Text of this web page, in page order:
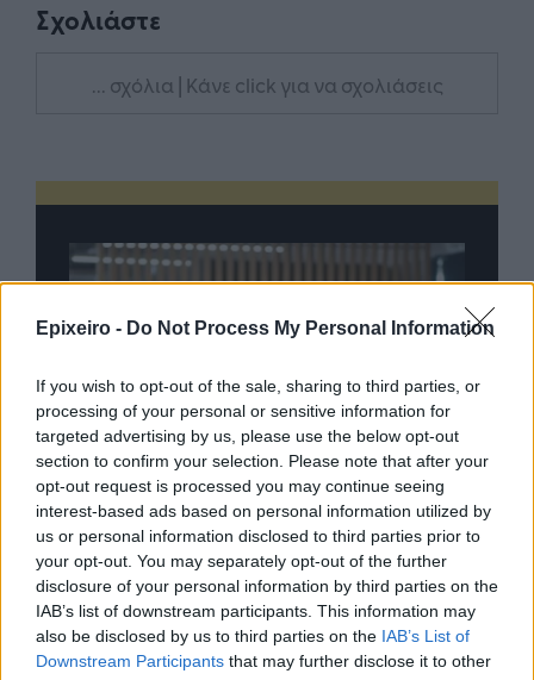
Epixeiro - Do Not Process My Personal Information
If you wish to opt-out of the sale, sharing to third parties, or
processing of your personal or sensitive information for
targeted advertising by us, please use the below opt-out
section to confirm your selection. Please note that after your
opt-out request is processed you may continue seeing
interest-based ads based on personal information utilized by
us or personal information disclosed to third parties prior to
your opt-out. You may separately opt-out of the further
disclosure of your personal information by third parties on the
IAB’s list of downstream participants. This information may
also be disclosed by us to third parties on the IAB’s List of
Downstream Participants that may further disclose it to other
Σχολιάστε
... σχόλια | Κάνε click για να σχολιάσεις
TP Greece: Πώς διαμορφώνεται το
Η